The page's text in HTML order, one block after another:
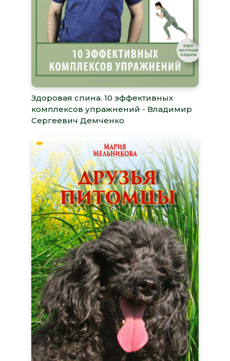
Здоровая спина. 10 эффективных
комплексов упражнений - Владимир
Сергеевич Демченко